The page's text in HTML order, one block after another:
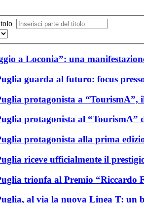
a Loconia”: una
guarda al futuro: focus
protagonista a “TourismA”,
protagonista al “TourismA”
protagonista alla prima
riceve ufficialmente il
trionfa al Premio “Riccardo
al via la nuova Linea T: un